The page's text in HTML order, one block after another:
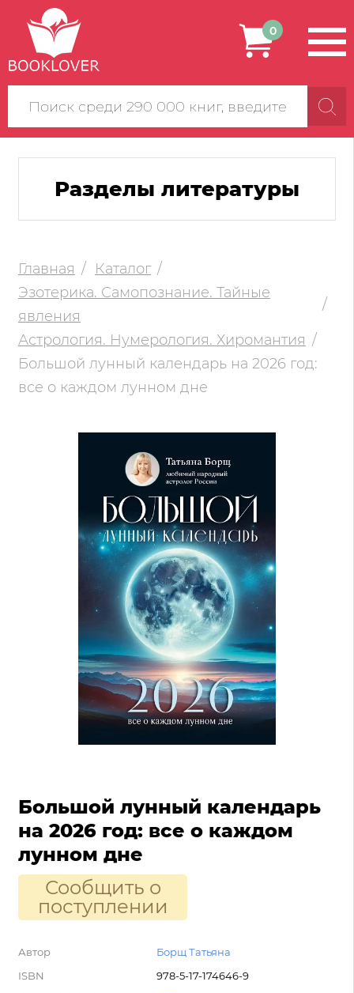
Поиск
по
сайту
0
Разделы литературы
Главная
Каталог
Эзотерика. Самопознание. Тайные
явления
Астрология. Нумерология. Хиромантия
Большой лунный календарь на 2026 год:
все о каждом лунном дне
Большой лунный календарь
на 2026 год: все о каждом
лунном дне
Сообщить о
поступлении
Автор
Борщ Татьяна
ISBN
978-5-17-174646-9